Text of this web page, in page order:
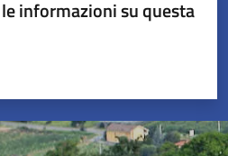
informazioni su questa
su 5
su 5
5